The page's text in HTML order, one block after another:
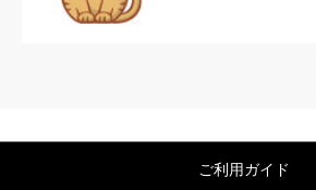
ご利用ガイド